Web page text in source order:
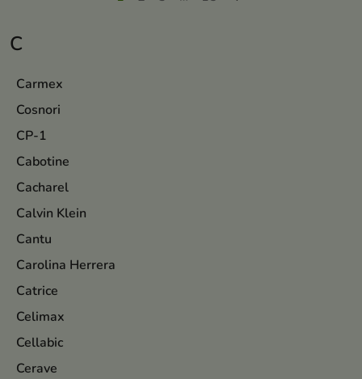
C
Carmex
Cosnori
CP-1
Cabotine
Cacharel
Calvin Klein
Cantu
Carolina Herrera
Catrice
Celimax
Cellabic
Cerave